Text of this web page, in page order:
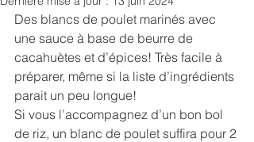
Des blancs de poulet marinés avec
une sauce à base de beurre de
cacahuètes et d’épices! Très facile à
préparer, même si la liste d’ingrédients
parait un peu longue!
Si vous l’accompagnez d’un bon bol
de riz, un blanc de poulet suffira pour 2